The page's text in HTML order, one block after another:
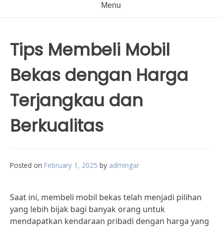
Menu
Tips Membeli Mobil
Bekas dengan Harga
Terjangkau dan
Berkualitas
Posted on February 1, 2025 by admingar
Saat ini, membeli mobil bekas telah menjadi pilihan
yang lebih bijak bagi banyak orang untuk
mendapatkan kendaraan pribadi dengan harga yang